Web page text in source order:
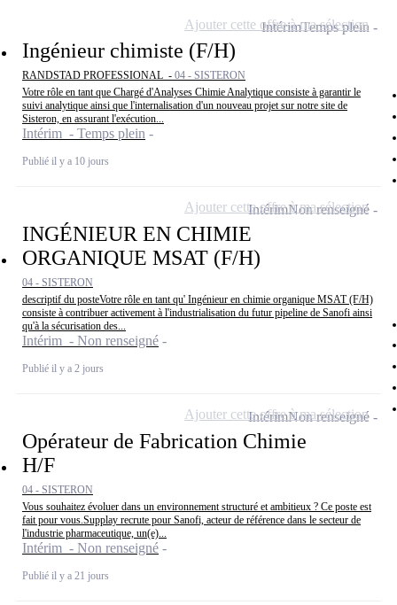
Ingénieur chimiste (F/H)
RANDSTAD PROFESSIONAL - 04 - SISTERON
Votre rôle en tant que Chargé d'Analyses Chimie Analytique consiste à garantir le
suivi analytique ainsi que l'internalisation d'un nouveau projet sur notre site de
Sisteron, en assurant l'exécution...
Intérim - Temps plein
Publié il y a 10 jours
IntérimTemps plein
Ajouter cette offre à ma sélection
INGÉNIEUR EN CHIMIE
ORGANIQUE MSAT (F/H)
04 - SISTERON
descriptif du posteVotre rôle en tant qu' Ingénieur en chimie organique MSAT (F/H)
consiste à contribuer activement à l'industrialisation du futur pipeline de Sanofi ainsi
qu'à la sécurisation des...
Intérim - Non renseigné
Publié il y a 2 jours
IntérimNon renseigné
Ajouter cette offre à ma sélection
Opérateur de Fabrication Chimie
H/F
04 - SISTERON
Vous souhaitez évoluer dans un environnement structuré et ambitieux ? Ce poste est
fait pour vous.Supplay recrute pour Sanofi, acteur de référence dans le secteur de
l'industrie pharmaceutique, un(e)...
Intérim - Non renseigné
Publié il y a 21 jours
IntérimNon renseigné
Ajouter cette offre à ma sélection